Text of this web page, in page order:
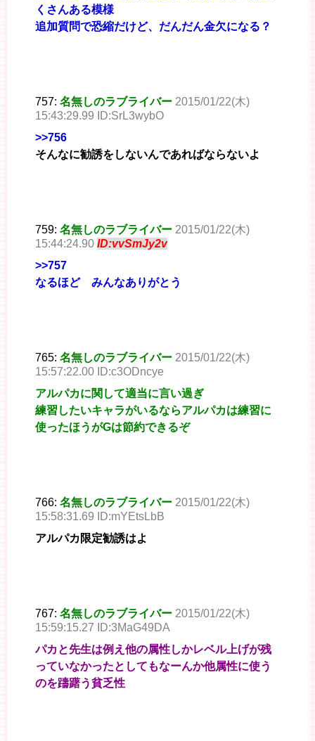
くさんある模様
追加質問で恐縮だけど、だんだん金欠になる？
757: 名無しのラブライバー 2015/01/22(木)
15:43:29.99 ID:SrL3wybO
>>756
そんなに勧誘をしないんであればならないよ
759: 名無しのラブライバー 2015/01/22(木)
15:44:24.90 ID:vvSmJy2v
>>757
なるほど みんなありがとう
765: 名無しのラブライバー 2015/01/22(木)
15:57:22.00 ID:c3ODncye
アルパカに関して適当に言い過ぎ
練習したいキャラがいるならアルパカは練習に
使ったほうがGは節約できるぞ
766: 名無しのラブライバー 2015/01/22(木)
15:58:31.69 ID:mYEtsLbB
アルパカ限定勧誘はよ
767: 名無しのラブライバー 2015/01/22(木)
15:59:15.27 ID:3MaG49DA
パカと先生は例え他の属性しかレベル上げが残
っていなかったとしてもなーんか他属性に使う
のを躊躇う貧乏性